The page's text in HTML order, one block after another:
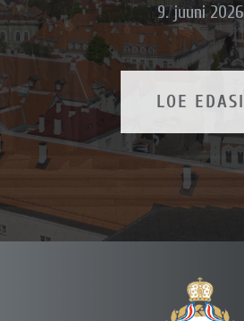
27. mai 2026
LOE EDASI